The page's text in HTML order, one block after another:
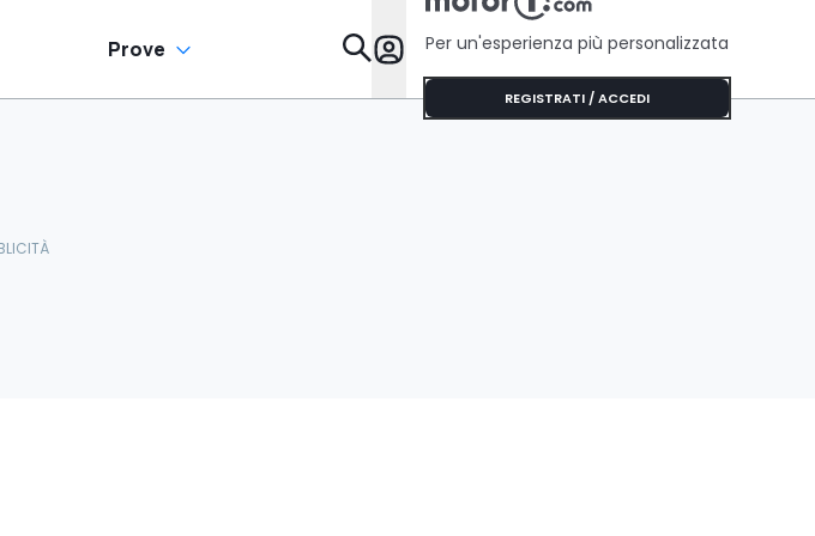
Prove Da Sapere
Per un'esperienza più personalizzata
REGISTRATI / ACCEDI